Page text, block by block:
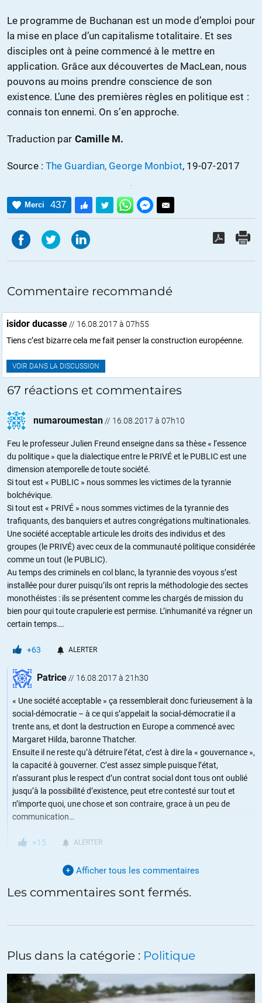
Le programme de Buchanan est un mode d’emploi pour
la mise en place d’un capitalisme totalitaire. Et ses
disciples ont à peine commencé à le mettre en
application. Grâce aux découvertes de MacLean, nous
pouvons au moins prendre conscience de son
existence. L’une des premières règles en politique est :
connais ton ennemi. On s’en approche.
Traduction par Camille M.
Source : The Guardian, George Monbiot, 19-07-2017
Merci 437
Commentaire recommandé
isidor ducasse// 16.08.2017 à 07h55
Tiens c’est bizarre cela me fait penser la construction européenne.
VOIR DANS LA DISCUSSION
67 réactions et commentaires
numaroumestan// 16.08.2017 à 07h10
Feu le professeur Julien Freund enseigne dans sa thèse « l’essence
du politique » que la dialectique entre le PRIVÉ et le PUBLIC est une
dimension atemporelle de toute société.
Si tout est « PUBLIC » nous sommes les victimes de la tyrannie
bolchévique.
Si tout est « PRIVÉ » nous sommes victimes de la tyrannie des
trafiquants, des banquiers et autres congrégations multinationales.
Une société acceptable articule les droits des individus et des
groupes (le PRIVÉ) avec ceux de la communauté politique considérée
comme un tout (le PUBLIC).
Au temps des criminels en col blanc, la tyrannie des voyous s’est
installée pour durer puisqu’ils ont repris la méthodologie des sectes
monothéistes : ils se présentent comme les chargés de mission du
bien pour qui toute crapulerie est permise. L’inhumanité va régner un
certain temps….
+63 ALERTER
Patrice// 16.08.2017 à 21h30
« Une société acceptable » ça ressemblerait donc furieusement à la
social-démocratie – à ce qui s’appelait la social-démocratie il a
trente ans, et dont la destruction en Europe a commencé avec
Margaret Hilda, baronne Thatcher.
Ensuite il ne reste qu’à détruire l’état, c’est à dire la « gouvernance »,
la capacité à gouverner. C’est assez simple puisque l’état,
n’assurant plus le respect d’un contrat social dont tous ont oublié
jusqu’à la possibilité d’existence, peut etre contesté sur tout et
n’importe quoi, une chose et son contraire, grace à un peu de
communication…
+15 ALERTER
Chevalier-Héran//16.08.2017 à 07h21
gens-là et leurs séides (innombrables et surnuméraires) avec de
la situation actuelle du larbinat quasi total du salariat vous pouvez
oublier…) et de manifestations de foire du trône ?!!
Ils sont nos ennemis mortels. À moins d’être un c.étin, un lâche ou un
Afficher tous les commentaires
Les commentaires sont fermés.
Plus dans la catégorie : Politique